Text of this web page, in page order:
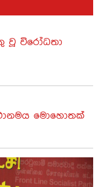
වූ විරෝධතා
මොහොතක්